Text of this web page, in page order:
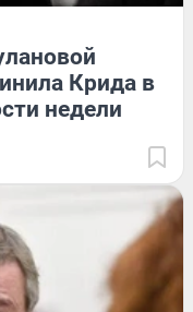
Крида в
недели